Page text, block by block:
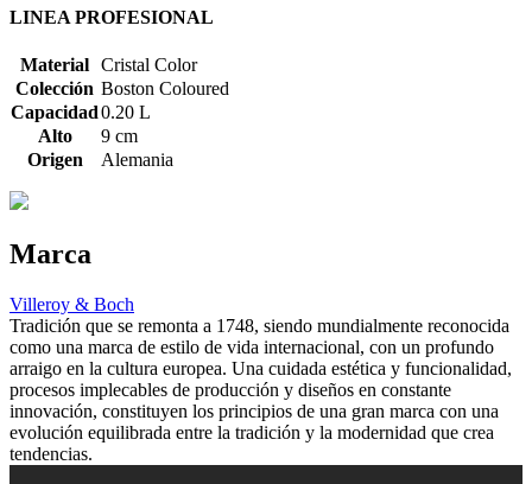
LINEA PROFESIONAL
Material Cristal Color
Colección Boston Coloured
Capacidad0.20 L
Alto
9 cm
Origen
Alemania
Marca
Villeroy & Boch
Tradición que se remonta a 1748, siendo mundialmente reconocida
como una marca de estilo de vida internacional, con un profundo
arraigo en la cultura europea. Una cuidada estética y funcionalidad,
procesos implecables de producción y diseños en constante
innovación, constituyen los principios de una gran marca con una
evolución equilibrada entre la tradición y la modernidad que crea
tendencias.